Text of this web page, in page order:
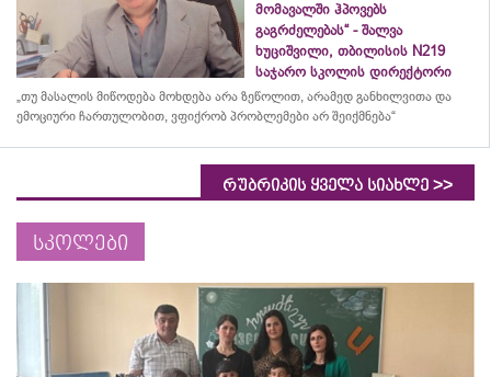
მომავალში ჰპოვებს
გაგრძელებას“ - შალვა
ხუციშვილი, თბილისის N219
საჯარო სკოლის დირექტორი
„თუ მასალის მიწოდება მოხდება არა ზეწოლით, არამედ განხილვითა და
ემოციური ჩართულობით, ვფიქრობ პრობლემები არ შეიქმნება“
რუბრიკის ყველა სიახლე >>
სკოლები